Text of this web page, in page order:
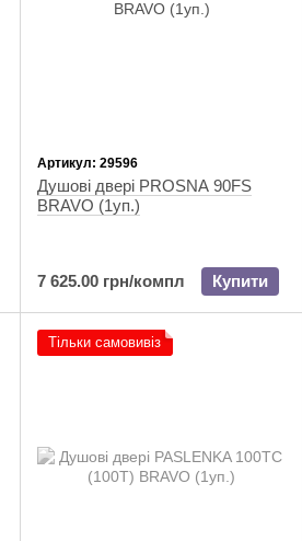
Артикул: 29596
Душові двері PROSNA 90FS
BRAVO (1уп.)
7 625.00 грн/компл Купити
Тільки самовивіз